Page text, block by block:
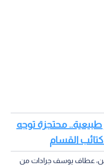
طبيعية.. محتجزة توجه
القسام
عطاف يوسف جرادات من